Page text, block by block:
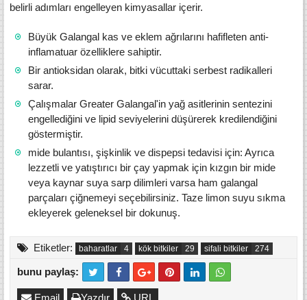
belirli adımları engelleyen kimyasallar içerir.
Büyük Galangal kas ve eklem ağrılarını hafifleten anti-
inflamatuar özelliklere sahiptir.
Bir antioksidan olarak, bitki vücuttaki serbest radikalleri
sarar.
Çalışmalar Greater Galangal'in yağ asitlerinin sentezini
engellediğini ve lipid seviyelerini düşürerek kredilendiğini
göstermiştir.
mide bulantısı, şişkinlik ve dispepsi tedavisi için: Ayrıca
lezzetli ve yatıştırıcı bir çay yapmak için kızgın bir mide
veya kaynar suya sarp dilimleri varsa ham galangal
parçaları çiğnemeyi seçebilirsiniz. Taze limon suyu sıkma
ekleyerek geleneksel bir dokunuş.
Etiketler: baharatlar kök bitkiler sifali bitkiler
bunu paylaş:
URL
Yazdır
Email